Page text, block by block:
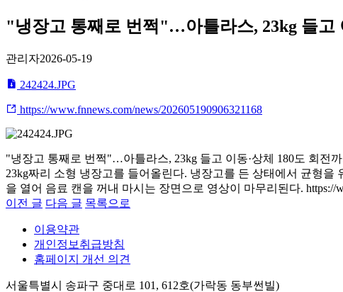
"냉장고 통째로 번쩍"…아틀라스, 23kg 들고
관리자2026-05-19
242424.JPG
https://www.fnnews.com/news/202605190906321168
"냉장고 통째로 번쩍"…아틀라스, 23kg 들고 이동·상체 180도 회전
23kg짜리 소형 냉장고를 들어올린다. 냉장고를 든 상태에서 균형
을 열어 음료 캔을 꺼내 마시는 장면으로 영상이 마무리된다. https://
이전 글 다음 글 목록으로
이용약관
개인정보취급방침
홈페이지 개선 의견
서울특별시 송파구 중대로 101, 612호(가락동 동부썬빌)